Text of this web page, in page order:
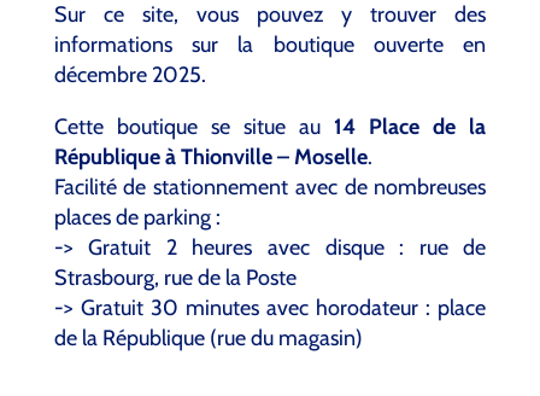
Sur ce site, vous pouvez y trouver des
informations sur la boutique ouverte en
décembre 2025.
Cette boutique se situe au14 Place de la
République à Thionville – Moselle.
Facilité de stationnement avec de nombreuses
places de parking :
-> Gratuit 2 heures avec disque : rue de
Strasbourg, rue de la Poste
-> Gratuit 30 minutes avec horodateur : place
de la République (rue du magasin)